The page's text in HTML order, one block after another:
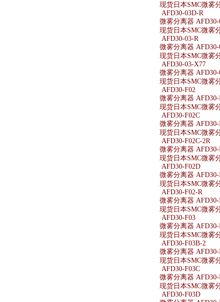
现货日本SMC微雾
AFD30-03D-R
微雾分离器 AFD30-
现货日本SMC微雾
AFD30-03-R
微雾分离器 AFD30-
现货日本SMC微雾
AFD30-03-X77
微雾分离器 AFD30-
现货日本SMC微雾
AFD30-F02
微雾分离器 AFD30-
现货日本SMC微雾
AFD30-F02C
微雾分离器 AFD30-
现货日本SMC微雾
AFD30-F02C-2R
微雾分离器 AFD30-
现货日本SMC微雾
AFD30-F02D
微雾分离器 AFD30-
现货日本SMC微雾
AFD30-F02-R
微雾分离器 AFD30-
现货日本SMC微雾
AFD30-F03
微雾分离器 AFD30-
现货日本SMC微雾
AFD30-F03B-2
微雾分离器 AFD30-
现货日本SMC微雾
AFD30-F03C
微雾分离器 AFD30-
现货日本SMC微雾
AFD30-F03D